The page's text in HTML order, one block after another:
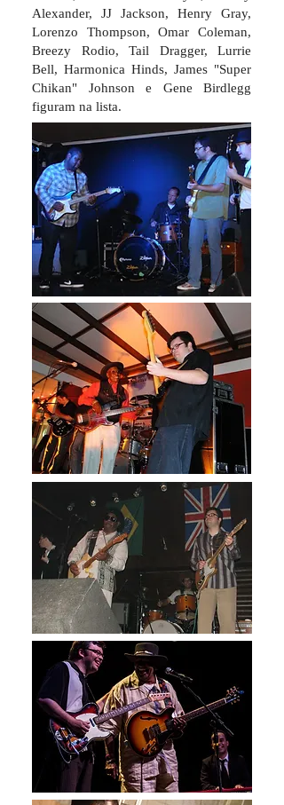
Alexander, JJ Jackson, Henry Gray,
Lorenzo Thompson, Omar Coleman,
Breezy Rodio, Tail Dragger, Lurrie
Bell, Harmonica Hinds, James "Super
Chikan" Johnson e Gene Birdlegg
figuram na lista.